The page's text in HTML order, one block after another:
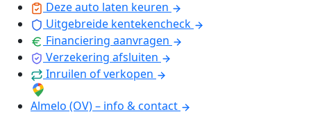
Deze auto laten keuren
Uitgebreide kentekencheck
Financiering aanvragen
Verzekering afsluiten
Inruilen of verkopen
Almelo (OV) – info & contact